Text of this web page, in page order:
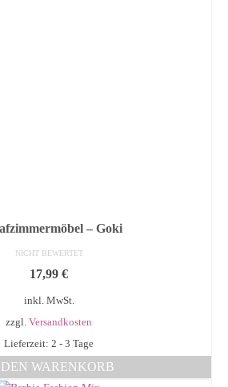
– Goki
NICHT BEWERTET
17,99 €
inkl. MwSt.
zzgl. Versandkosten
Lieferzeit: 2 - 3 Tage
WARENKORB